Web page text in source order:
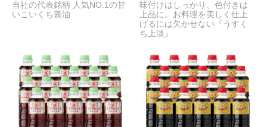
当社の代表銘柄 人気NO.1の甘
いこいくち醤油
味付けはしっかり、色付きは
上品に。お料理を美しく仕上
げるには欠かせない『うすく
ち上淡』